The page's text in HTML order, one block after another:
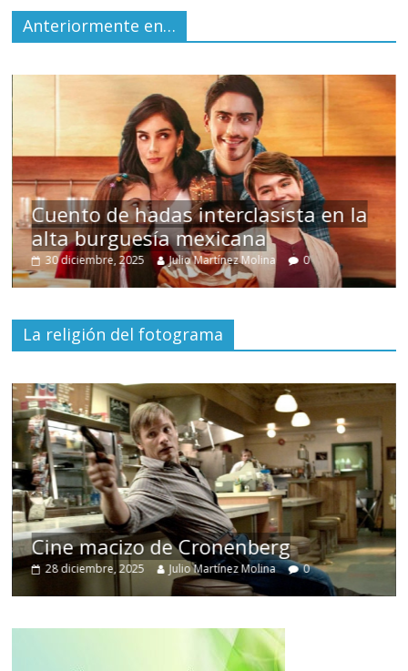
Anteriormente en…
Cuento de hadas interclasista en la
alta burguesía mexicana
30 diciembre, 2025 Julio Martínez Molina 0
La religión del fotograma
Cine macizo de Cronenberg
28 diciembre, 2025 Julio Martínez Molina 0